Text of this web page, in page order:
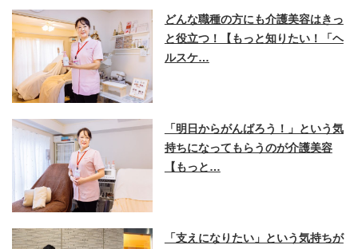
どんな職種の方にも介護美容はきっ
と役立つ！【もっと知りたい！「ヘ
ルスケ…
「明日からがんばろう！」という気
持ちになってもらうのが介護美容
【もっと…
「支えになりたい」という気持ちが